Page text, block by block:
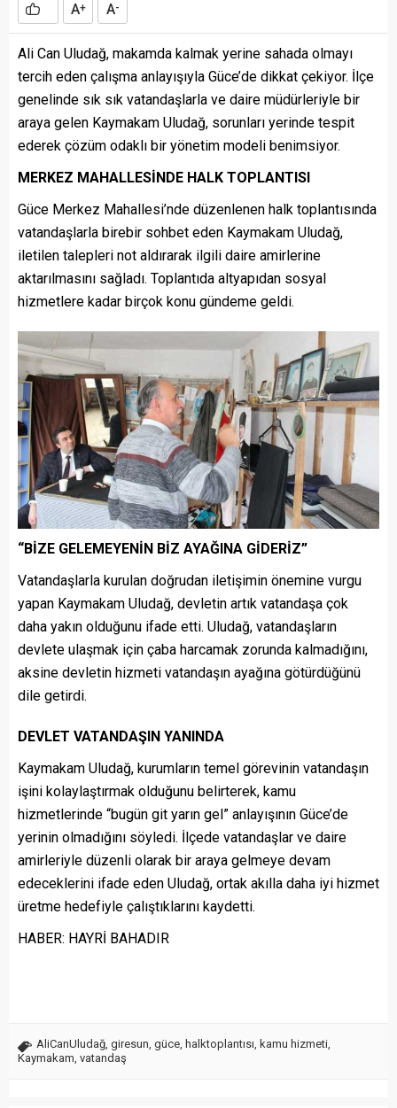
A+ A-
Ali Can Uludağ, makamda kalmak yerine sahada olmayı
tercih eden çalışma anlayışıyla Güce’de dikkat çekiyor. İlçe
genelinde sık sık vatandaşlarla ve daire müdürleriyle bir
araya gelen Kaymakam Uludağ, sorunları yerinde tespit
ederek çözüm odaklı bir yönetim modeli benimsiyor.
MERKEZ MAHALLESİNDE HALK TOPLANTISI
Güce Merkez Mahallesi’nde düzenlenen halk toplantısında
vatandaşlarla birebir sohbet eden Kaymakam Uludağ,
iletilen talepleri not aldırarak ilgili daire amirlerine
aktarılmasını sağladı. Toplantıda altyapıdan sosyal
hizmetlere kadar birçok konu gündeme geldi.
“BİZE GELEMEYENİN BİZ AYAĞINA GİDERİZ”
Vatandaşlarla kurulan doğrudan iletişimin önemine vurgu
yapan Kaymakam Uludağ, devletin artık vatandaşa çok
daha yakın olduğunu ifade etti. Uludağ, vatandaşların
devlete ulaşmak için çaba harcamak zorunda kalmadığını,
aksine devletin hizmeti vatandaşın ayağına götürdüğünü
dile getirdi.
DEVLET VATANDAŞIN YANINDA
Kaymakam Uludağ, kurumların temel görevinin vatandaşın
işini kolaylaştırmak olduğunu belirterek, kamu
hizmetlerinde “bugün git yarın gel” anlayışının Güce’de
yerinin olmadığını söyledi. İlçede vatandaşlar ve daire
amirleriyle düzenli olarak bir araya gelmeye devam
edeceklerini ifade eden Uludağ, ortak akılla daha iyi hizmet
üretme hedefiyle çalıştıklarını kaydetti.
HABER: HAYRİ BAHADIR
AliCanUludağ giresun güce halktoplantısı kamu hizmeti
Kaymakam vatandaş